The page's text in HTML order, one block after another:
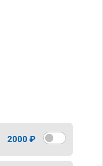
2000 ₽